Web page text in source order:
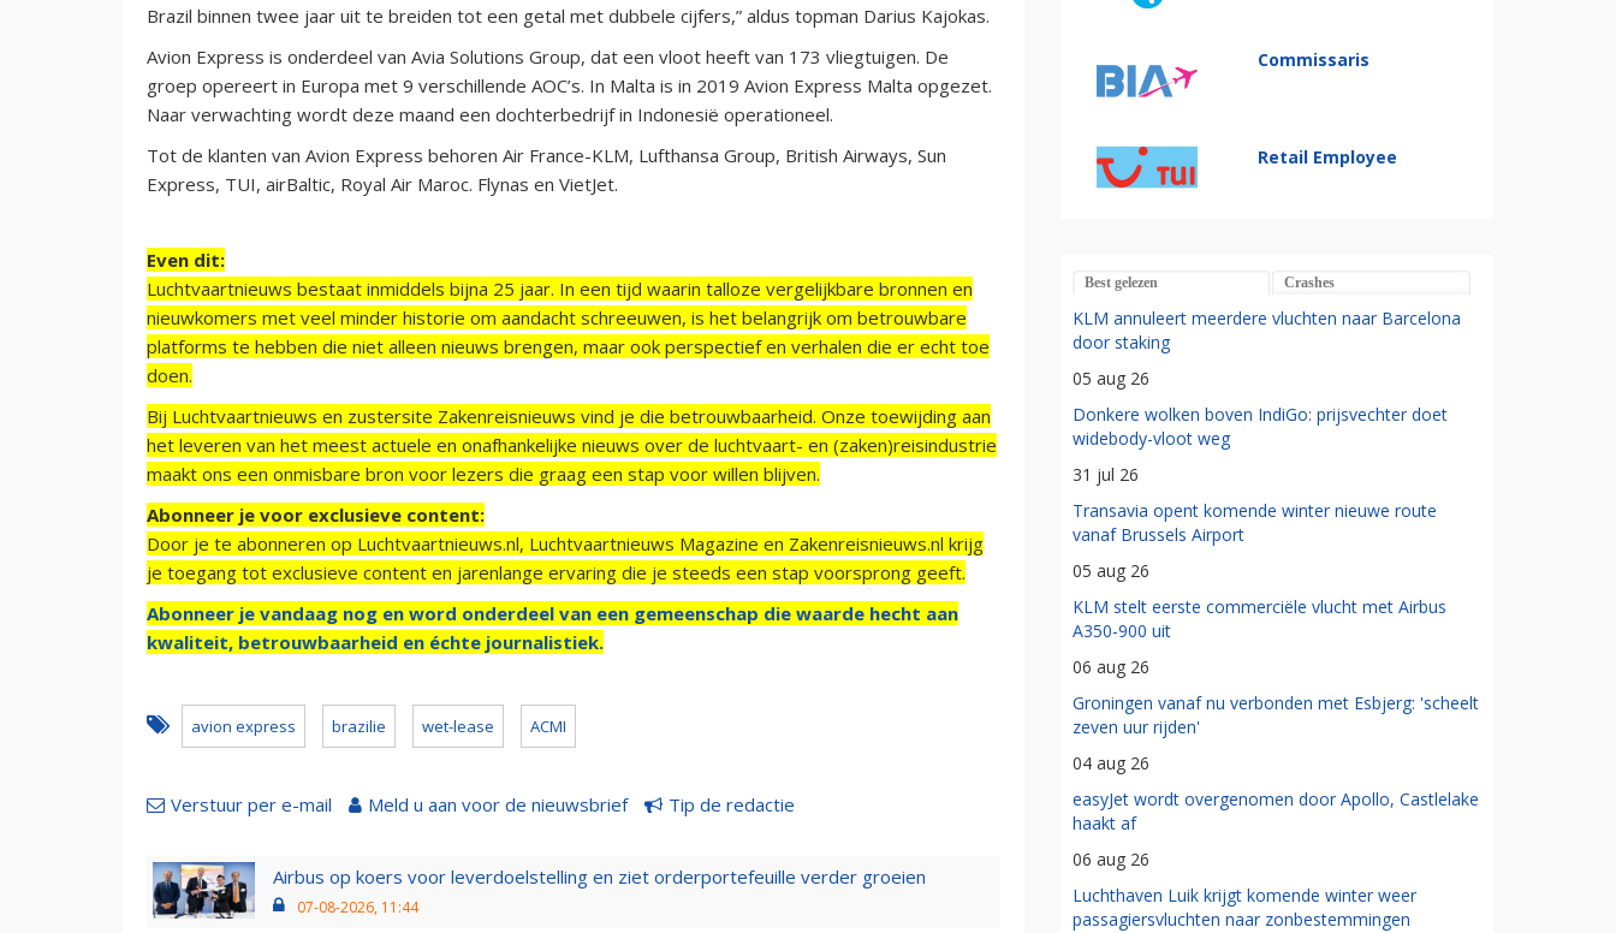
Brazil binnen twee jaar uit te breiden tot een getal met dubbele cijfers,” aldus topman Darius Kajokas.
Avion Express is onderdeel van Avia Solutions Group, dat een vloot heeft van 173 vliegtuigen. De
groep opereert in Europa met 9 verschillende AOC’s. In Malta is in 2019 Avion Express Malta opgezet.
Naar verwachting wordt deze maand een dochterbedrijf in Indonesië operationeel.
Tot de klanten van Avion Express behoren Air France-KLM, Lufthansa Group, British Airways, Sun
Express, TUI, airBaltic, Royal Air Maroc. Flynas en VietJet.
Even dit:
Luchtvaartnieuws bestaat inmiddels bijna 25 jaar. In een tijd waarin talloze vergelijkbare bronnen en
nieuwkomers met veel minder historie om aandacht schreeuwen, is het belangrijk om betrouwbare
platforms te hebben die niet alleen nieuws brengen, maar ook perspectief en verhalen die er echt toe
doen.
Bij Luchtvaartnieuws en zustersite Zakenreisnieuws vind je die betrouwbaarheid. Onze toewijding aan
het leveren van het meest actuele en onafhankelijke nieuws over de luchtvaart- en (zaken)reisindustrie
maakt ons een onmisbare bron voor lezers die graag een stap voor willen blijven.
Abonneer je voor exclusieve content:
Door je te abonneren op Luchtvaartnieuws.nl, Luchtvaartnieuws Magazine en Zakenreisnieuws.nl krijg
je toegang tot exclusieve content en jarenlange ervaring die je steeds een stap voorsprong geeft.
Abonneer je vandaag nog en word onderdeel van een gemeenschap die waarde hecht aan
kwaliteit, betrouwbaarheid en échte journalistiek.
avion express brazilie wet-lease ACMI
Verstuur per e-mail Meld u aan voor de nieuwsbrief Tip de redactie
Airbus op koers voor leverdoelstelling en ziet orderportefeuille verder groeien
07-08-2026, 11:44
Commissaris
Retail Employee
Best gelezen Crashes
KLM annuleert meerdere vluchten naar Barcelona
door staking
05 aug 26
Donkere wolken boven IndiGo: prijsvechter doet
widebody-vloot weg
31 jul 26
Transavia opent komende winter nieuwe route
vanaf Brussels Airport
05 aug 26
KLM stelt eerste commerciële vlucht met Airbus
A350-900 uit
06 aug 26
Groningen vanaf nu verbonden met Esbjerg: 'scheelt
zeven uur rijden'
04 aug 26
easyJet wordt overgenomen door Apollo, Castlelake
haakt af
06 aug 26
Luchthaven Luik krijgt komende winter weer
passagiersvluchten naar zonbestemmingen